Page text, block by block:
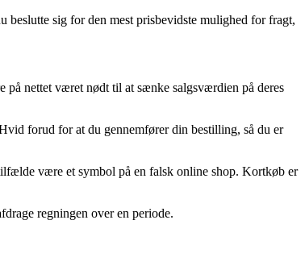
sig for den mest prisbevidste mulighed for fragt,
på nettet været nødt til at sænke salgsværdien på deres
forud for at du gennemfører din bestilling, så du er
være et symbol på en falsk online shop. Kortkøb er
regningen over en periode.